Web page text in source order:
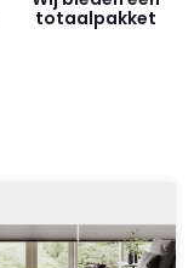
totaalpakket